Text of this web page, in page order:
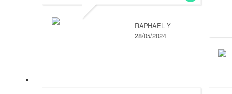
RAPHAEL Y
28/05/2024